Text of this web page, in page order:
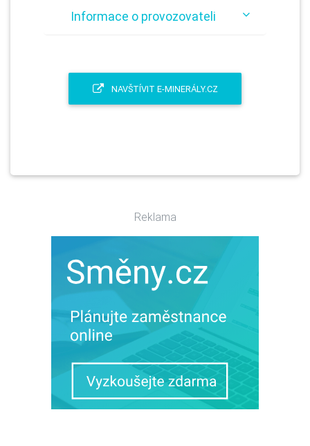
Informace o provozovateli
NAVŠTÍVIT E-MINERÁLY.CZ
Reklama